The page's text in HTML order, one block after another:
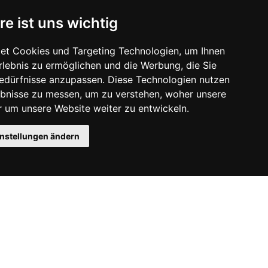
ist uns wichtig
Cookies und Targeting Technologien, um Ihnen
zu ermöglichen und die Werbung, die Sie
anzupassen. Diese Technologien nutzen
zu messen, um zu verstehen, woher unsere
um unsere Website weiter zu entwickeln.
ändern